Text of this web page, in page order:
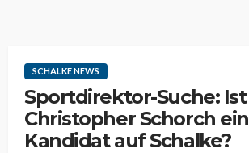
SCHALKE NEWS
Sportdirektor-Suche: Ist
Christopher Schorch ein
Kandidat auf Schalke?